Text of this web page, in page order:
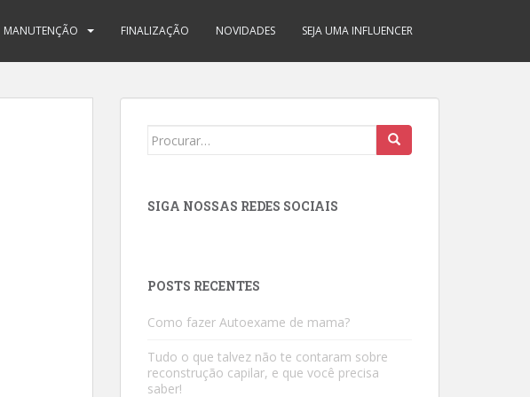
MANUTENÇÃO FINALIZAÇÃO NOVIDADES SEJA UMA INFLUENCER
Search
SIGA NOSSAS REDES SOCIAIS
POSTS RECENTES
Como fazer Autoexame de mama?
Tudo o que talvez não te contaram sobre
reconstrução capilar, e que você precisa
saber!